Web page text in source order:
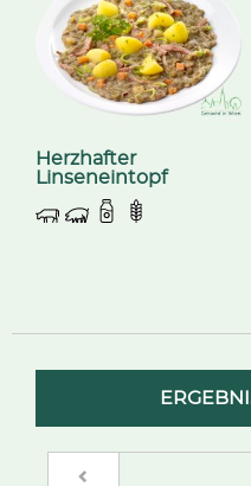
Herzhafter
Linseneintopf